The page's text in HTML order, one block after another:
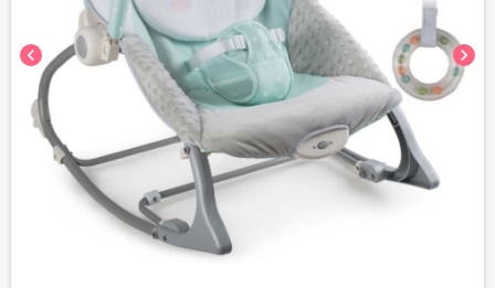
chevron_left chevron_right